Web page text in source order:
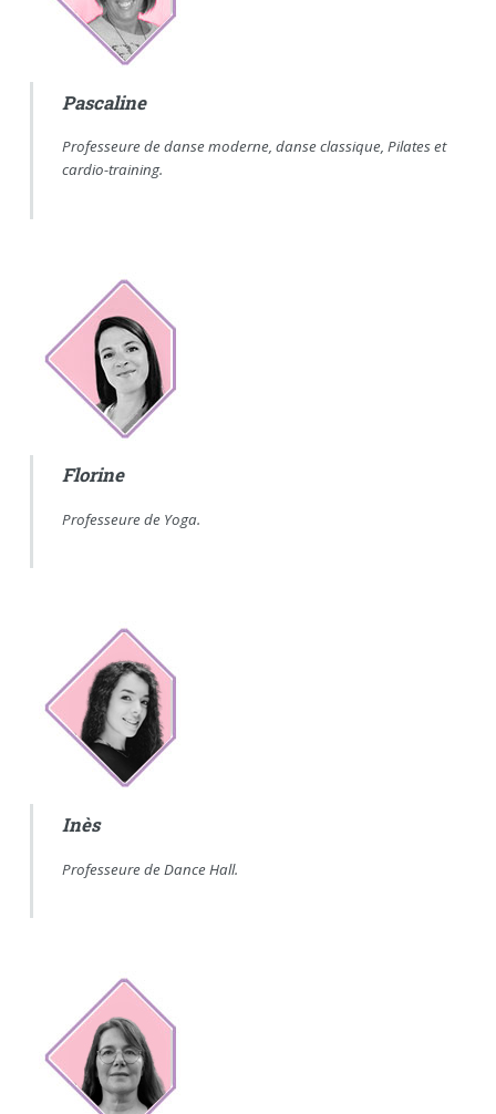
Pascaline
Professeure de danse moderne, danse classique, Pilates et
cardio-training.
Florine
Professeure de Yoga.
Inès
Professeure de Dance Hall.